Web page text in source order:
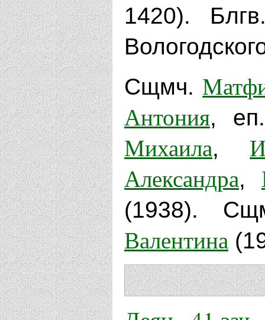
1420).
Сщмч.
Антония,
Михаила,
Александра,
(1938).
Валентина